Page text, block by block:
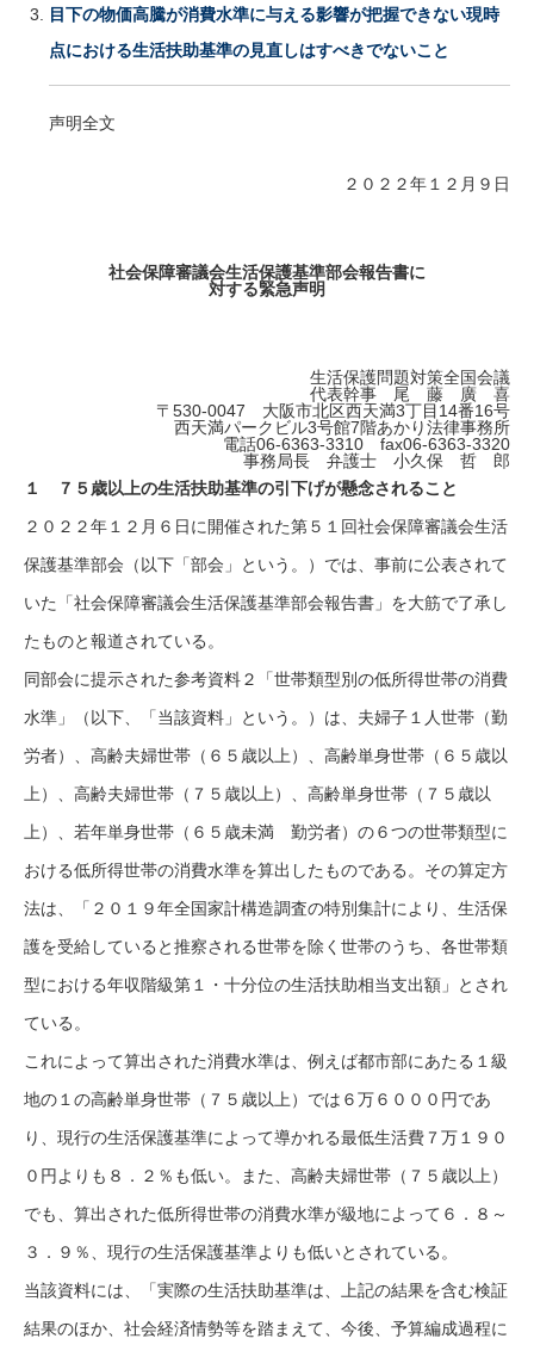
目下の物価高騰が消費水準に与える影響が把握できない現時
点における生活扶助基準の見直しはすべきでないこと
声明全文
２０２２年１２月９日
社会保障審議会生活保護基準部会報告書に
対する緊急声明
生活保護問題対策全国会議
代表幹事 尾 藤 廣 喜
〒530-0047 大阪市北区西天満3丁目14番16号
西天満パークビル3号館7階あかり法律事務所
電話06‐6363-3310 fax06‐6363-3320
事務局長 弁護士 小久保 哲 郎
１ ７５歳以上の生活扶助基準の引下げが懸念されること
２０２２年１２月６日に開催された第５１回社会保障審議会生活
保護基準部会（以下「部会」という。）では、事前に公表されて
いた「社会保障審議会生活保護基準部会報告書」を大筋で了承し
たものと報道されている。
同部会に提示された参考資料２「世帯類型別の低所得世帯の消費
水準」（以下、「当該資料」という。）は、夫婦子１人世帯（勤
労者）、高齢夫婦世帯（６５歳以上）、高齢単身世帯（６５歳以
上）、高齢夫婦世帯（７５歳以上）、高齢単身世帯（７５歳以
上）、若年単身世帯（６５歳未満 勤労者）の６つの世帯類型に
おける低所得世帯の消費水準を算出したものである。その算定方
法は、「２０１９年全国家計構造調査の特別集計により、生活保
護を受給していると推察される世帯を除く世帯のうち、各世帯類
型における年収階級第１・十分位の生活扶助相当支出額」とされ
ている。
これによって算出された消費水準は、例えば都市部にあたる１級
地の１の高齢単身世帯（７５歳以上）では６万６０００円であ
り、現行の生活保護基準によって導かれる最低生活費７万１９０
０円よりも８．２％も低い。また、高齢夫婦世帯（７５歳以上）
でも、算出された低所得世帯の消費水準が級地によって６．８～
３．９％、現行の生活保護基準よりも低いとされている。
当該資料には、「実際の生活扶助基準は、上記の結果を含む検証
結果のほか、社会経済情勢等を踏まえて、今後、予算編成過程に